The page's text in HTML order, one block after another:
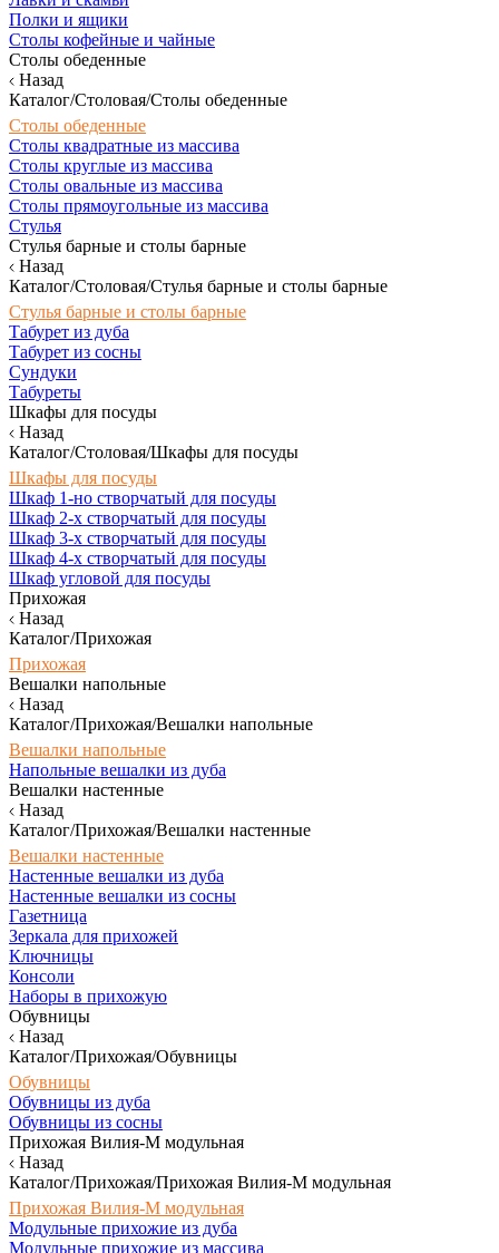
Полки и ящики
Столы кофейные и чайные
Столы обеденные
Назад
Каталог/Столовая/Столы обеденные
Столы обеденные
Столы квадратные из массива
Столы круглые из массива
Столы овальные из массива
Столы прямоугольные из массива
Стулья
Стулья барные и столы барные
Назад
Каталог/Столовая/Стулья барные и столы барные
Стулья барные и столы барные
Табурет из дуба
Табурет из сосны
Сундуки
Табуреты
Шкафы для посуды
Назад
Каталог/Столовая/Шкафы для посуды
Шкафы для посуды
Шкаф 1-но створчатый для посуды
Шкаф 2-х створчатый для посуды
Шкаф 3-х створчатый для посуды
Шкаф 4-х створчатый для посуды
Шкаф угловой для посуды
Прихожая
Назад
Каталог/Прихожая
Прихожая
Вешалки напольные
Назад
Каталог/Прихожая/Вешалки напольные
Вешалки напольные
Напольные вешалки из дуба
Вешалки настенные
Назад
Каталог/Прихожая/Вешалки настенные
Вешалки настенные
Настенные вешалки из дуба
Настенные вешалки из сосны
Газетница
Зеркала для прихожей
Ключницы
Консоли
Наборы в прихожую
Обувницы
Назад
Каталог/Прихожая/Обувницы
Обувницы
Обувницы из дуба
Обувницы из сосны
Прихожая Вилия-М модульная
Назад
Каталог/Прихожая/Прихожая Вилия-М модульная
Прихожая Вилия-М модульная
Модульные прихожие из дуба
Модульные прихожие из массива